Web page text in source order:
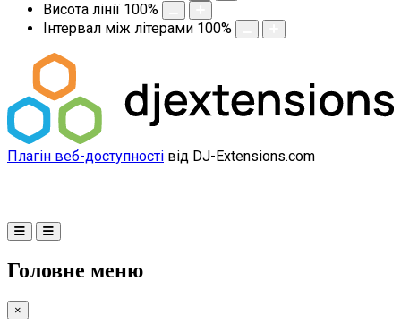
Висота лінії 100%
Інтервал між літерами 100%
Плагін веб-доступності від DJ-Extensions.com
Головне меню
×